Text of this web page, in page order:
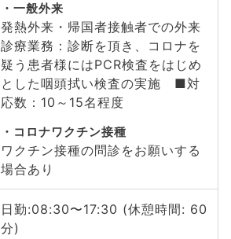
一般外来
発熱外来・帰国者接触者での外来
診療業務：診断を頂き、コロナを
疑う患者様にはPCR検査をはじめ
とした咽頭拭い検査の実施 ■対
応数：10～15名程度
コロナワクチン接種
ワクチン接種の問診をお願いする
場合あり
日勤:08:30〜17:30 (休憩時間: 60
分)